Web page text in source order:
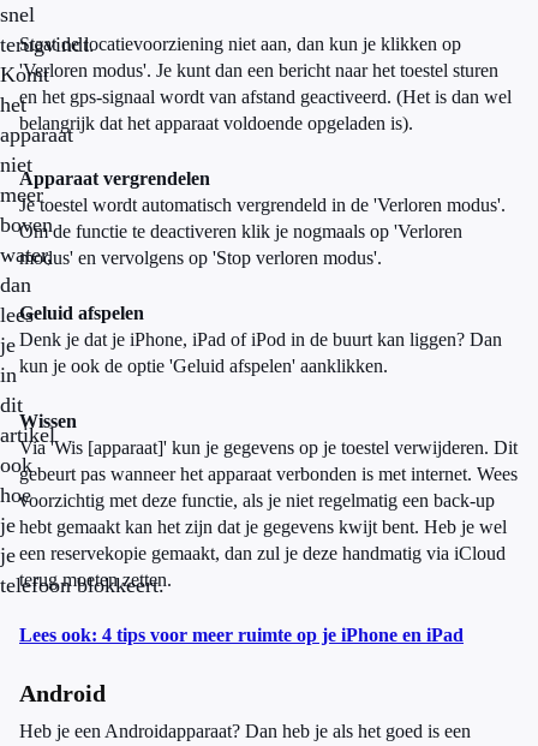
snel
terugvindt.
Komt
het
apparaat
niet
meer
boven
water,
dan
lees
je
in
dit
artikel
ook
hoe
je
je
telefoon blokkeert.
Staat de locatievoorziening niet aan, dan kun je klikken op
'Verloren modus'. Je kunt dan een bericht naar het toestel sturen
en het gps-signaal wordt van afstand geactiveerd. (Het is dan wel
belangrijk dat het apparaat voldoende opgeladen is).
Apparaat vergrendelen
Je toestel wordt automatisch vergrendeld in de 'Verloren modus'.
Om de functie te deactiveren klik je nogmaals op 'Verloren
modus' en vervolgens op 'Stop verloren modus'.
Geluid afspelen
Denk je dat je iPhone, iPad of iPod in de buurt kan liggen? Dan
kun je ook de optie 'Geluid afspelen' aanklikken.
Wissen
Via 'Wis [apparaat]' kun je gegevens op je toestel verwijderen. Dit
gebeurt pas wanneer het apparaat verbonden is met internet. Wees
voorzichtig met deze functie, als je niet regelmatig een back-up
hebt gemaakt kan het zijn dat je gegevens kwijt bent. Heb je wel
een reservekopie gemaakt, dan zul je deze handmatig via iCloud
terug moeten zetten.
Lees ook: 4 tips voor meer ruimte op je iPhone en iPad
Android
Heb je een Androidapparaat? Dan heb je als het goed is een